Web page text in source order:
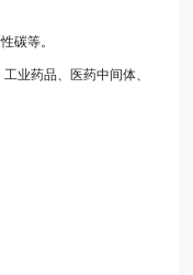
碳等。
业药品、医药中间体、